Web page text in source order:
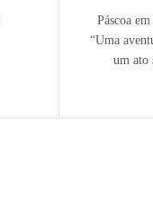
Páscoa
“Uma
um ato